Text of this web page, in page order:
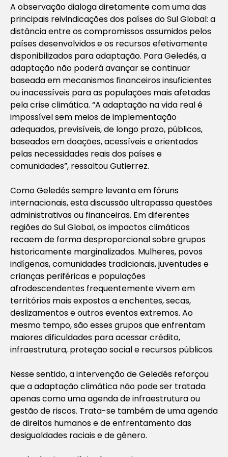
A observação dialoga diretamente com uma das
principais reivindicações dos países do Sul Global: a
distância entre os compromissos assumidos pelos
países desenvolvidos e os recursos efetivamente
disponibilizados para adaptação. Para Geledés, a
adaptação não poderá avançar se continuar
baseada em mecanismos financeiros insuficientes
ou inacessíveis para as populações mais afetadas
pela crise climática. “A adaptação na vida real é
impossível sem meios de implementação
adequados, previsíveis, de longo prazo, públicos,
baseados em doações, acessíveis e orientados
pelas necessidades reais dos países e
comunidades”, ressaltou Gutierrez.
Como Geledés sempre levanta em fóruns
internacionais, esta discussão ultrapassa questões
administrativas ou financeiras. Em diferentes
regiões do Sul Global, os impactos climáticos
recaem de forma desproporcional sobre grupos
historicamente marginalizados. Mulheres, povos
indígenas, comunidades tradicionais, juventudes e
crianças periféricas e populações
afrodescendentes frequentemente vivem em
territórios mais expostos a enchentes, secas,
deslizamentos e outros eventos extremos. Ao
mesmo tempo, são esses grupos que enfrentam
maiores dificuldades para acessar crédito,
infraestrutura, proteção social e recursos públicos.
Nesse sentido, a intervenção de Geledés reforçou
que a adaptação climática não pode ser tratada
apenas como uma agenda de infraestrutura ou
gestão de riscos. Trata-se também de uma agenda
de direitos humanos e de enfrentamento das
desigualdades raciais e de gênero.